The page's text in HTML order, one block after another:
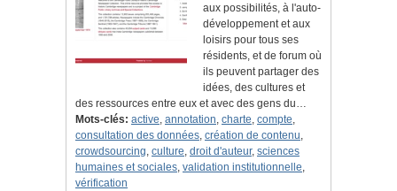
aux possibilités, à l'auto-
développement et aux
loisirs pour tous ses
résidents, et de forum où
ils peuvent partager des
idées, des cultures et
des ressources entre eux et avec des gens du…
Mots-clés: active, annotation, charte, compte,
consultation des données, création de contenu,
crowdsourcing, culture, droit d'auteur, sciences
humaines et sociales, validation institutionnelle,
vérification